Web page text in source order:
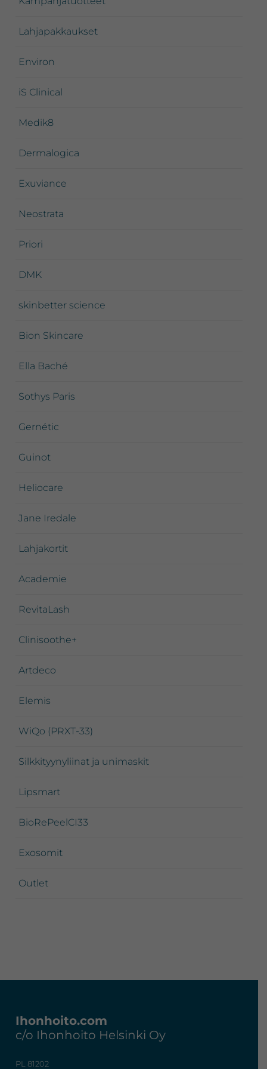
Lahjapakkaukset
Environ
iS Clinical
Medik8
Dermalogica
Exuviance
Neostrata
Priori
DMK
skinbetter science
Bion Skincare
Ella Baché
Sothys Paris
Gernétic
Guinot
Heliocare
Jane Iredale
Lahjakortit
Academie
RevitaLash
Clinisoothe+
Artdeco
Elemis
WiQo (PRXT-33)
Silkkityynyliinat ja unimaskit
Lipsmart
BioRePeelCI33
Exosomit
Outlet
Ihonhoito.com
c/o Ihonhoito Helsinki Oy
PL 81202